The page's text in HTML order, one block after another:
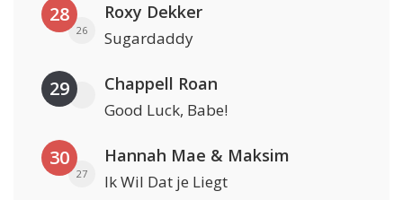
28
26
Roxy Dekker
Sugardaddy
29 Chappell Roan
Good Luck, Babe!
30
27
Hannah Mae & Maksim
Ik Wil Dat je Liegt